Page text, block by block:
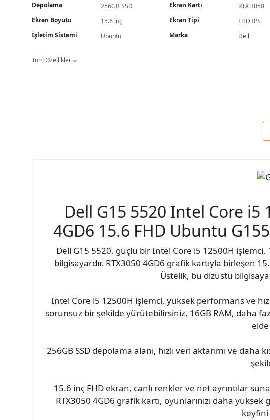
Depolama
256GB SSD Ekran Kartı
RTX 3050
Ekran Boyutu
15.6 inç Ekran Tipi
FHD IPS
İşletim Sistemi
Ubuntu Marka Dell
Tüm Özellikler
Dell G15 5520 Intel Core i5
4GD6 15.6 FHD Ubuntu
Dell G15 5520, güçlü bir Intel Core i5 12500H işlemci,
bilgisayardır. RTX3050 4GD6 grafik kartıyla birleşen
Üstelik, bu dizüstü
Intel Core i5 12500H işlemci, yüksek performans ve
sorunsuz bir şekilde yürütebilirsiniz. 16GB RAM, daha
256GB SSD depolama alanı, hızlı veri aktarımı ve daha
15.6 inç FHD ekran, canlı renkler ve net ayrıntılar
RTX3050 4GD6 grafik kartı, oyunlarınızı daha
keyfini